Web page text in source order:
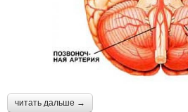
читать дальше →